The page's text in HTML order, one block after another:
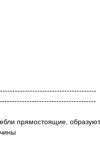
прямостоящие,